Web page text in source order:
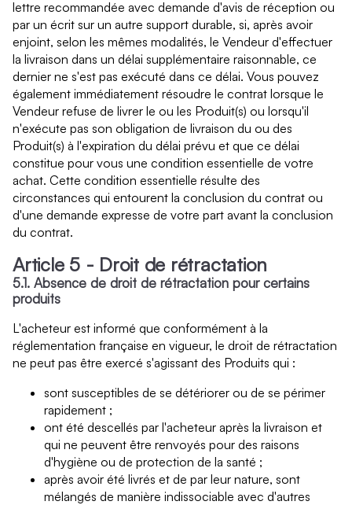
lettre recommandée avec demande d'avis de réception ou
par un écrit sur un autre support durable, si, après avoir
enjoint, selon les mêmes modalités, le Vendeur d'effectuer
la livraison dans un délai supplémentaire raisonnable, ce
dernier ne s'est pas exécuté dans ce délai. Vous pouvez
également immédiatement résoudre le contrat lorsque le
Vendeur refuse de livrer le ou les Produit(s) ou lorsqu'il
n'exécute pas son obligation de livraison du ou des
Produit(s) à l'expiration du délai prévu et que ce délai
constitue pour vous une condition essentielle de votre
achat. Cette condition essentielle résulte des
circonstances qui entourent la conclusion du contrat ou
d'une demande expresse de votre part avant la conclusion
du contrat.
Article 5 - Droit de rétractation
5.1. Absence de droit de rétractation pour certains
produits
L'acheteur est informé que conformément à la
réglementation française en vigueur, le droit de rétractation
ne peut pas être exercé s'agissant des Produits qui :
sont susceptibles de se détériorer ou de se périmer
rapidement ;
ont été descellés par l'acheteur après la livraison et
qui ne peuvent être renvoyés pour des raisons
d'hygiène ou de protection de la santé ;
après avoir été livrés et de par leur nature, sont
mélangés de manière indissociable avec d'autres